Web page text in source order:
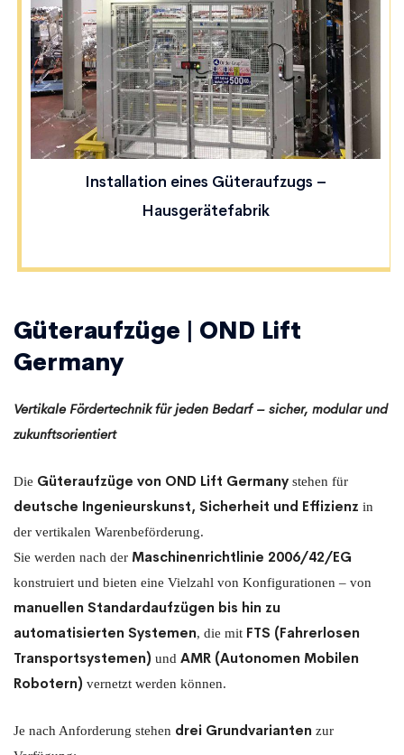
Installation eines Güteraufzugs –
Hausgerätefabrik
Güteraufzüge | OND Lift
Germany
Vertikale Fördertechnik für jeden Bedarf – sicher, modular und
zukunftsorientiert
Die Güteraufzüge von OND Lift Germany stehen für
deutsche Ingenieurskunst, Sicherheit und Effizienz in
der vertikalen Warenbeförderung.
Sie werden nach der Maschinenrichtlinie 2006/42/EG
konstruiert und bieten eine Vielzahl von Konfigurationen – von
manuellen Standardaufzügen bis hin zu
automatisierten Systemen, die mit FTS (Fahrerlosen
Transportsystemen) und AMR (Autonomen Mobilen
Robotern) vernetzt werden können.
Je nach Anforderung stehen drei Grundvarianten zur